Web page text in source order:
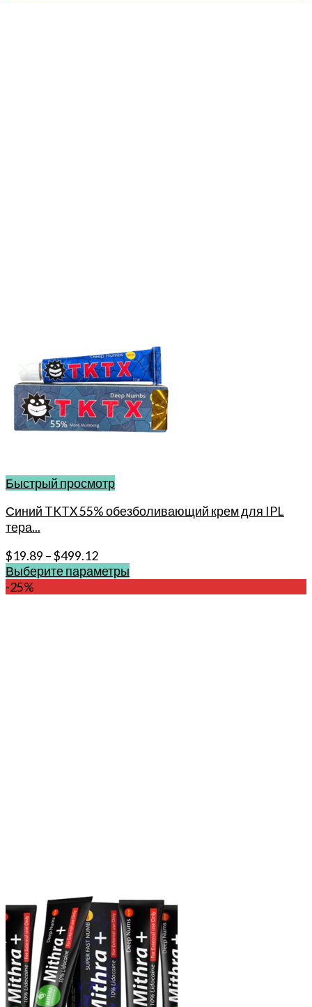
Быстрый просмотр
Синий TKTX 55% обезболивающий крем для IPL
тера...
$19.89 –$499.12
Выберите параметры
Этот
-25%